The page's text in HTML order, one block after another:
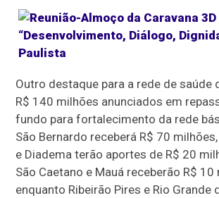
Outro destaque para a rede de saúde
R$ 140 milhões anunciados em
fundo para fortalecimento da rede
São Bernardo receberá R$ 70
e Diadema terão aportes de R$ 20
São Caetano e Mauá receberão R$
enquanto Ribeirão Pires e Rio Grande